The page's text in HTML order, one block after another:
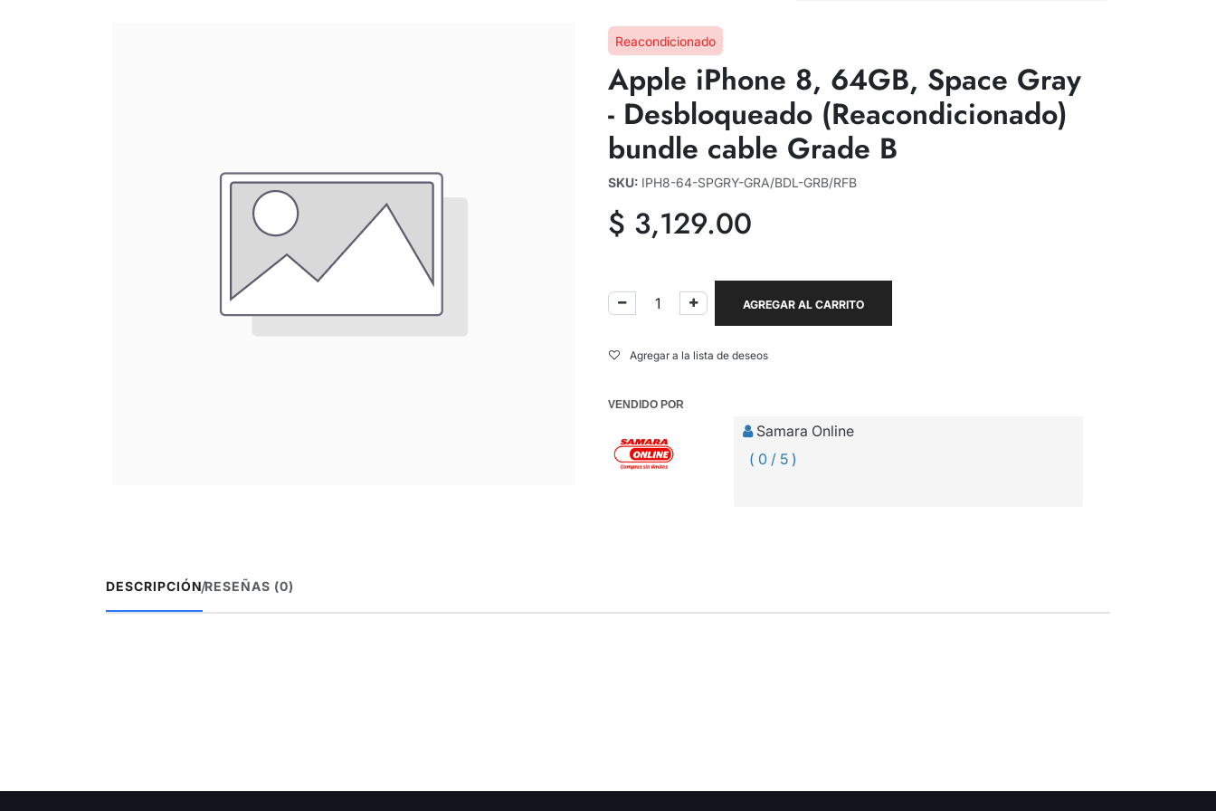
Reacondicionado
Apple iPhone 8, 64GB, Space Gray
- Desbloqueado (Reacondicionado)
bundle cable Grade B
SKU: IPH8-64-SPGRY-GRA/BDL-GRB/RFB
$ 3,129.00
AGREGAR AL CARRITO
Agregar a la lista de deseos
VENDIDO POR
Samara Online
( 0 / 5 )
DESCRIPCIÓN/RESEÑAS (0)